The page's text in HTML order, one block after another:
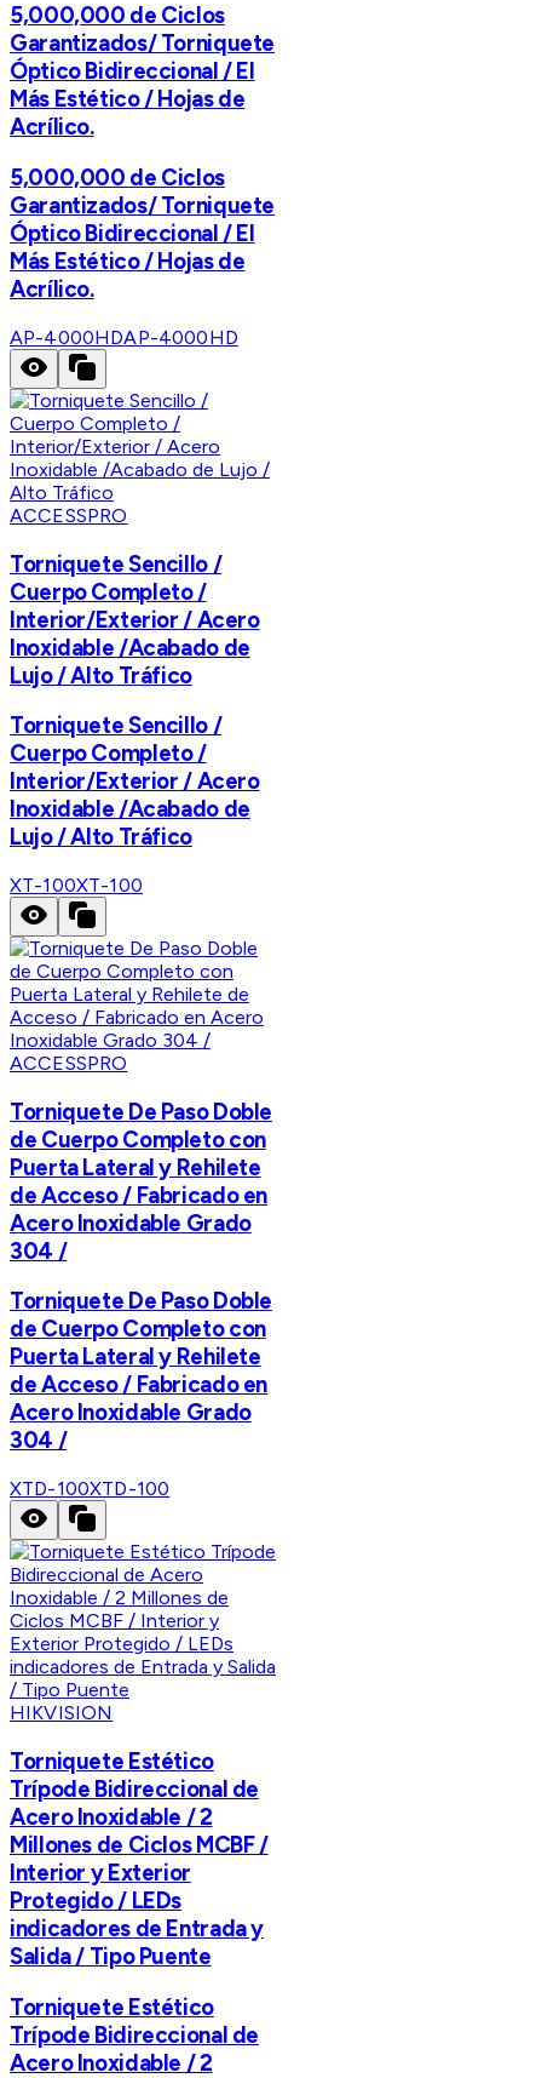
5,000,000 de Ciclos
Garantizados/ Torniquete
Óptico Bidireccional / El
Más Estético / Hojas de
Acrílico.
5,000,000 de Ciclos
Garantizados/ Torniquete
Óptico Bidireccional / El
Más Estético / Hojas de
Acrílico.
AP-4000HDAP-4000HD
ACCESSPRO
Torniquete Sencillo /
Cuerpo Completo /
Interior/Exterior / Acero
Inoxidable /Acabado de
Lujo / Alto Tráfico
Torniquete Sencillo /
Cuerpo Completo /
Interior/Exterior / Acero
Inoxidable /Acabado de
Lujo / Alto Tráfico
XT-100XT-100
ACCESSPRO
Torniquete De Paso Doble
de Cuerpo Completo con
Puerta Lateral y Rehilete
de Acceso / Fabricado en
Acero Inoxidable Grado
304 /
Torniquete De Paso Doble
de Cuerpo Completo con
Puerta Lateral y Rehilete
de Acceso / Fabricado en
Acero Inoxidable Grado
304 /
XTD-100XTD-100
HIKVISION
Torniquete Estético
Trípode Bidireccional de
Acero Inoxidable / 2
Millones de Ciclos MCBF /
Interior y Exterior
Protegido / LEDs
indicadores de Entrada y
Salida / Tipo Puente
Torniquete Estético
Trípode Bidireccional de
Acero Inoxidable / 2